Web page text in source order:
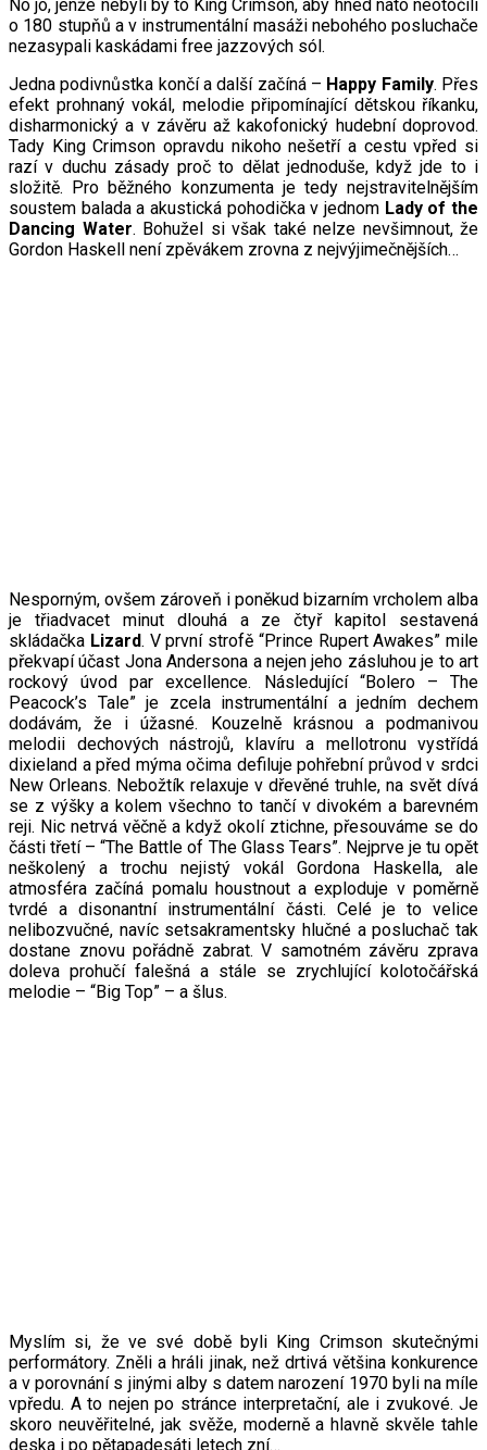
No jo, jenže nebyli by to King Crimson, aby hned nato neotočili
o 180 stupňů a v instrumentální masáži nebohého posluchače
nezasypali kaskádami free jazzových sól.
Jedna podivnůstka končí a další začíná – Happy Family. Přes
efekt prohnaný vokál, melodie připomínající dětskou říkanku,
disharmonický a v závěru až kakofonický hudební doprovod.
Tady King Crimson opravdu nikoho nešetří a cestu vpřed si
razí v duchu zásady proč to dělat jednoduše, když jde to i
složitě. Pro běžného konzumenta je tedy nejstravitelnějším
soustem balada a akustická pohodička v jednom Lady of the
Dancing Water. Bohužel si však také nelze nevšimnout, že
Gordon Haskell není zpěvákem zrovna z nejvýjimečnějších…
Nesporným, ovšem zároveň i poněkud bizarním vrcholem alba
je třiadvacet minut dlouhá a ze čtyř kapitol sestavená
skládačka Lizard. V první strofě “Prince Rupert Awakes” mile
překvapí účast Jona Andersona a nejen jeho zásluhou je to art
rockový úvod par excellence. Následující “Bolero – The
Peacock’s Tale” je zcela instrumentální a jedním dechem
dodávám, že i úžasné. Kouzelně krásnou a podmanivou
melodii dechových nástrojů, klavíru a mellotronu vystřídá
dixieland a před mýma očima defiluje pohřební průvod v srdci
New Orleans. Nebožtík relaxuje v dřevěné truhle, na svět dívá
se z výšky a kolem všechno to tančí v divokém a barevném
reji. Nic netrvá věčně a když okolí ztichne, přesouváme se do
části třetí – “The Battle of The Glass Tears”. Nejprve je tu opět
neškolený a trochu nejistý vokál Gordona Haskella, ale
atmosféra začíná pomalu houstnout a exploduje v poměrně
tvrdé a disonantní instrumentální části. Celé je to velice
nelibozvučné, navíc setsakramentsky hlučné a posluchač tak
dostane znovu pořádně zabrat. V samotném závěru zprava
doleva prohučí falešná a stále se zrychlující kolotočářská
melodie – “Big Top” – a šlus.
Myslím si, že ve své době byli King Crimson skutečnými
performátory. Zněli a hráli jinak, než drtivá většina konkurence
a v porovnání s jinými alby s datem narození 1970 byli na míle
vpředu. A to nejen po stránce interpretační, ale i zvukové. Je
skoro neuvěřitelné, jak svěže, moderně a hlavně skvěle tahle
deska i po pětapadesáti letech zní…